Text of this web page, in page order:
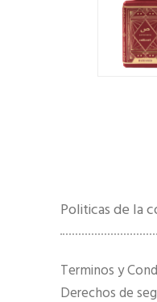
Politicas de la
Terminos y
Derechos de